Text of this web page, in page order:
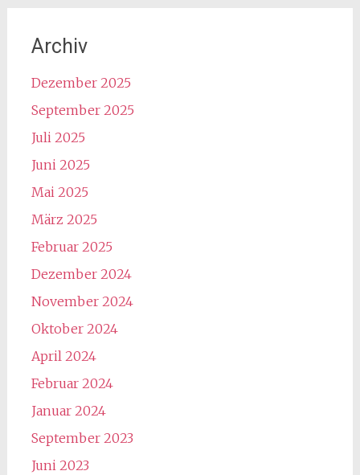
Archiv
Dezember 2025
September 2025
Juli 2025
Juni 2025
Mai 2025
März 2025
Februar 2025
Dezember 2024
November 2024
Oktober 2024
April 2024
Februar 2024
Januar 2024
September 2023
Juni 2023